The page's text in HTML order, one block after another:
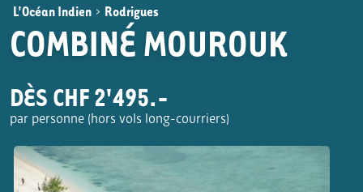
L'Océan Indien > Rodrigues
COMBINÉ MOUROUK
DÈS CHF 2'495.-
par personne (hors vols long-courriers)